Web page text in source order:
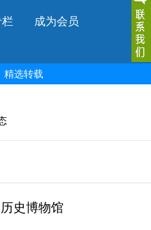
栏 成为会员
精选转载
史博物馆